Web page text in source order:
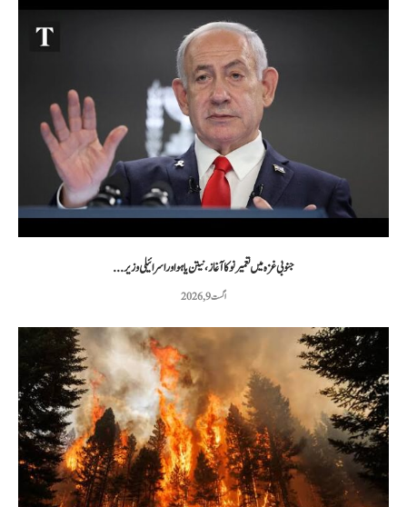
جنوبی غزہ میں تعمیر نو کا آغاز، نیتن یاہو اور اسرائیلی وزیر...
اگست 9, 2026